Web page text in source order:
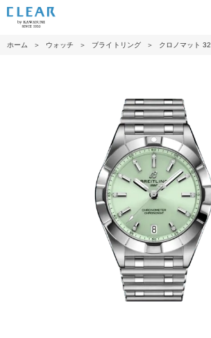
ホーム ＞ ウォッチ ＞ ブライトリング ＞ クロノマット 32